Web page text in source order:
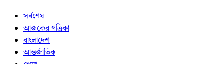
সর্বশেষ
আজকের পত্রিকা
বাংলাদেশ
আন্তর্জাতিক